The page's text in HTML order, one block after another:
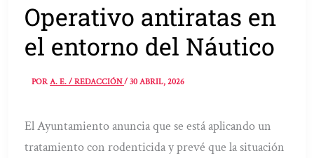
Operativo antiratas en
el entorno del Náutico
PORA. E. / REDACCIÓN/30 ABRIL, 2026
El Ayuntamiento anuncia que se está aplicando un
tratamiento con rodenticida y prevé que la situación